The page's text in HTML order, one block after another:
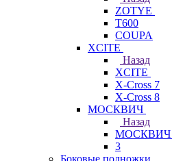
ZOTYE
T600
COUPA
XCITE
Назад
XCITE
X-Cross 7
X-Cross 8
МОСКВИЧ
Назад
МОСКВИЧ
3
Боковые подножки